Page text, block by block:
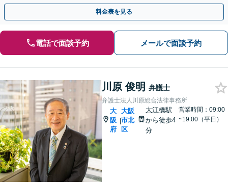
方の不安軽減に努めます【休日・夜間面談可】
料金表を見る
電話で面談予約 メールで面談予約
川原 俊明 弁護士
弁護士法人川原総合法律事務所
大
阪
府
|
大阪
市北
区
大江橋駅
から徒歩4
分
営業時間：09:00
~19:00（平日）